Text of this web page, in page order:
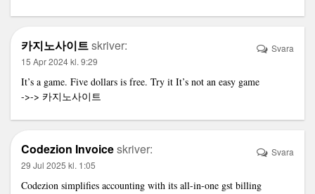
카지노사이트skriver:
15 Apr 2024 kl. 9:29
It’s a game. Five dollars is free. Try it It’s not an easy game
->-> 카지노사이트
Svara
Codezion Invoiceskriver:
29 Jul 2025 kl. 1:05
Codezion simplifies accounting with its all-in-one gst billing
Svara